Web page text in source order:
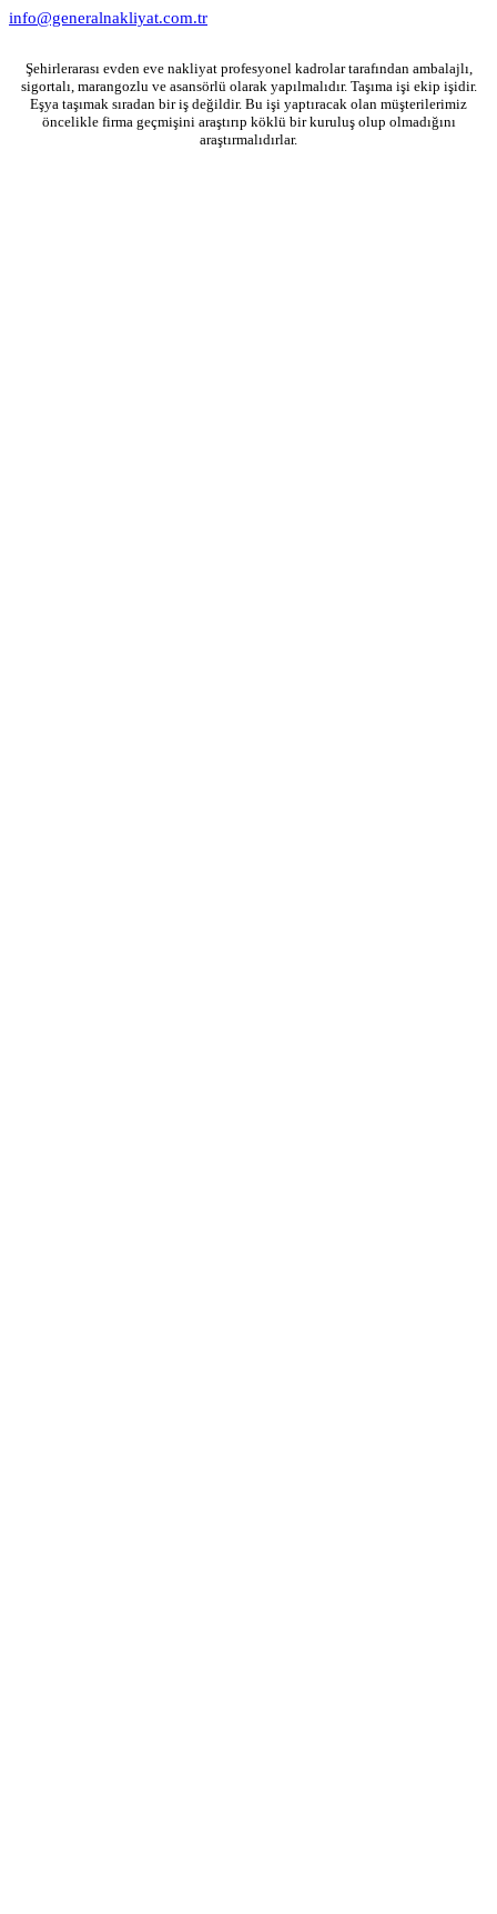
info@generalnakliyat.com.tr
Şehirlerarası evden eve nakliyat profesyonel kadrolar tarafından ambalajlı,
sigortalı, marangozlu ve asansörlü olarak yapılmalıdır. Taşıma işi ekip işidir.
Eşya taşımak sıradan bir iş değildir. Bu işi yaptıracak olan müşterilerimiz
öncelikle firma geçmişini araştırıp köklü bir kuruluş olup olmadığını
araştırmalıdırlar.